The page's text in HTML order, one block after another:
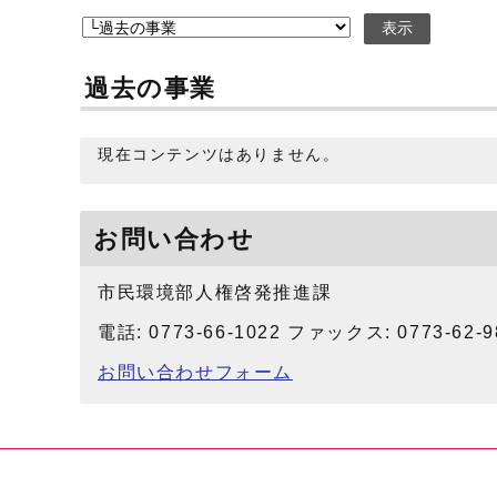
表示
過去の事業
現在コンテンツはありません。
お問い合わせ
市民環境部人権啓発推進課
電話: 0773-66-1022 ファックス: 0773-62-
お問い合わせフォーム